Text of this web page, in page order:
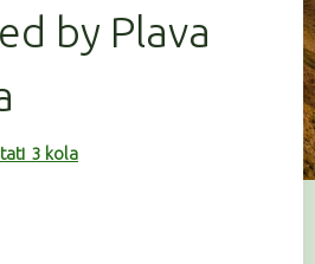
by Plava
3 kola